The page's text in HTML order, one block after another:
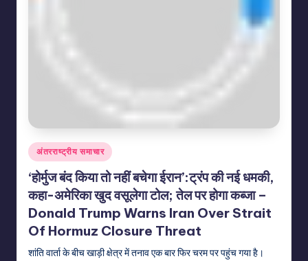
Posted
in
अंतरराष्ट्रीय समाचार
‘होर्मुज बंद किया तो नहीं बचेगा ईरान’:ट्रंप की नई धमकी,
कहा-अमेरिका खुद वसूलेगा टोल; तेल पर होगा कब्जा –
Donald Trump Warns Iran Over Strait
Of Hormuz Closure Threat
शांति वार्ता के बीच खाड़ी क्षेत्र में तनाव एक बार फिर चरम पर पहुंच गया है।